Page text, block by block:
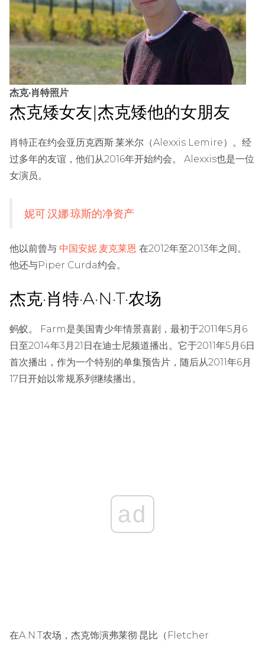
杰克·肖特照片
杰克矮女友|杰克矮他的女朋友
肖特正在约会亚历克西斯·莱米尔（Alexxis Lemire）。经
过多年的友谊，他们从2016年开始约会。 Alexxis也是一位
女演员。
妮可·汉娜·琼斯的净资产
他以前曾与 中国安妮·麦克莱恩 在2012年至2013年之间。
他还与Piper Curda约会。
杰克·肖特·A·N·T·农场
蚂蚁。 Farm是美国青少年情景喜剧，最初于2011年5月6
日至2014年3月21日在迪士尼频道播出。它于2011年5月6日
首次播出，作为一个特别的单集预告片，随后从2011年6月
17日开始以常规系列继续播出。
ad
在A.N.T农场，杰克饰演弗莱彻·昆比（Fletcher